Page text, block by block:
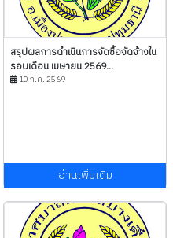
สรุปผลการดำเนินการจัดซื้อจัดจ้างใน
รอบเดือน เมษายน 2569...
10 ก.ค. 2569
อ่านเพิ่มเติม